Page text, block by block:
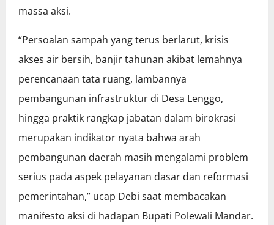
massa aksi.
“Persoalan sampah yang terus berlarut, krisis
akses air bersih, banjir tahunan akibat lemahnya
perencanaan tata ruang, lambannya
pembangunan infrastruktur di Desa Lenggo,
hingga praktik rangkap jabatan dalam birokrasi
merupakan indikator nyata bahwa arah
pembangunan daerah masih mengalami problem
serius pada aspek pelayanan dasar dan reformasi
pemerintahan,” ucap Debi saat membacakan
manifesto aksi di hadapan Bupati Polewali Mandar.